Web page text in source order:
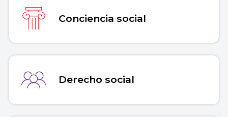
Conciencia social
Derecho social